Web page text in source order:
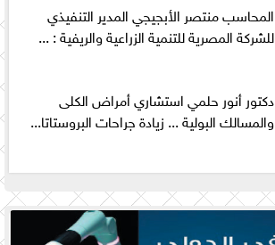
المحاسب منتصر الأبجيجي المدير التنفيذي
للشركة المصرية للتنمية الزراعية والريفية : ...
دكتور أنور حلمي استشاري أمراض الكلى
والمسالك البولية ... زيادة جراحات البروستاتا...